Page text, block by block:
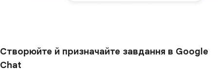
Створюйте й призначайте завдання в Google
Chat